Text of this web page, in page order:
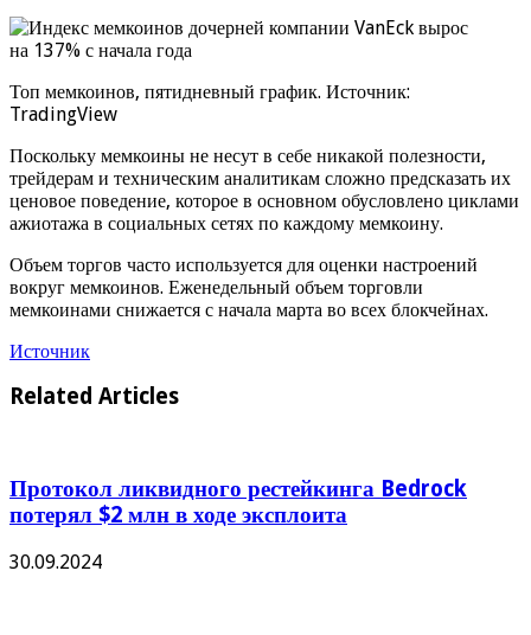
Топ мемкоинов, пятидневный график. Источник:
TradingView
Поскольку мемкоины не несут в себе никакой полезности,
трейдерам и техническим аналитикам сложно предсказать их
ценовое поведение, которое в основном обусловлено циклами
ажиотажа в социальных сетях по каждому мемкоину.
Объем торгов часто используется для оценки настроений
вокруг мемкоинов. Еженедельный объем торговли
мемкоинами снижается с начала марта во всех блокчейнах.
Источник
Related Articles
Протокол ликвидного рестейкинга Bedrock
потерял $2 млн в ходе эксплоита
30.09.2024